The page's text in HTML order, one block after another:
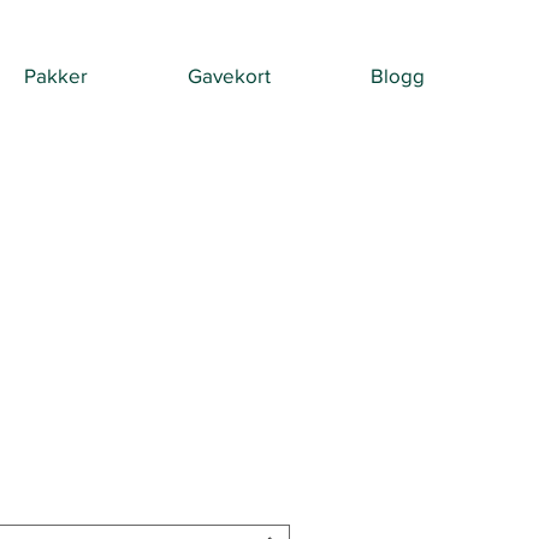
Pakker Gavekort Blogg